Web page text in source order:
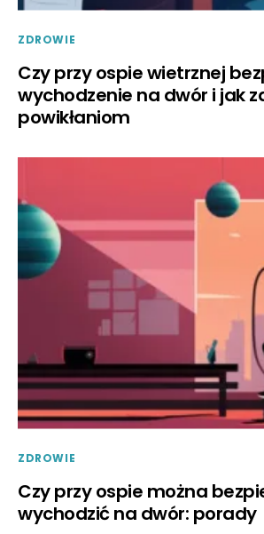
ZDROWIE
Czy przy ospie wietrznej
wychodzenie na dwór i jak
powikłaniom
ZDROWIE
Czy przy ospie można
wychodzić na dwór: porady